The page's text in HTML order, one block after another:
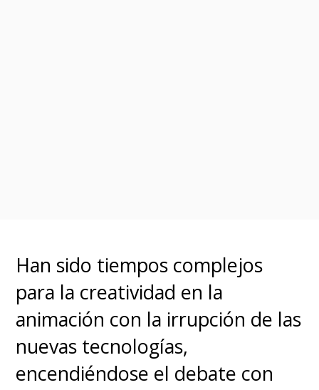
Han sido tiempos complejos
para la creatividad en la
animación con la irrupción de las
nuevas tecnologías,
encendiéndose el debate con